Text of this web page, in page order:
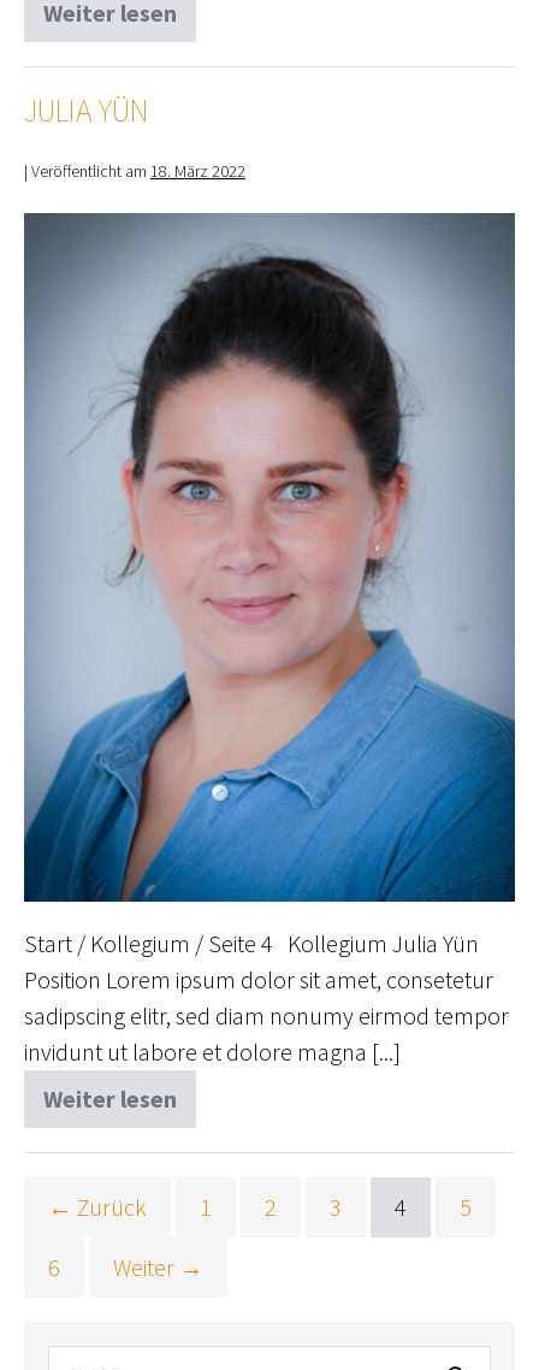
Weiter lesen
Johannes
Jansen
JULIA YÜN
| Veröffentlicht am 18. März 2022
Start / Kollegium / Seite 4 Kollegium Julia Yün
Position Lorem ipsum dolor sit amet, consetetur
sadipscing elitr, sed diam nonumy eirmod tempor
invidunt ut labore et dolore magna [...]
Weiter lesen
Julia
Yün
← Zurück 1 2 3 4
5
6
Weiter →